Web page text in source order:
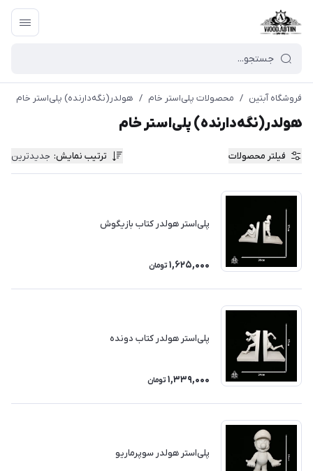
فروشگاه آبتین / محصولات پلی‌استر خام / هولدر(نگه‌دارنده) پلی‌استر خام
هولدر(نگه‌دارنده) پلی‌استر خام
فیلتر محصولات ترتیب نمایش: جدیدترین
پلی‌استر هولدر کتاب بازیگوش
1,625,000 تومان
پلی‌استر هولدر کتاب دونده
1,339,000 تومان
پلی‌استر هولدر سوپرماریو